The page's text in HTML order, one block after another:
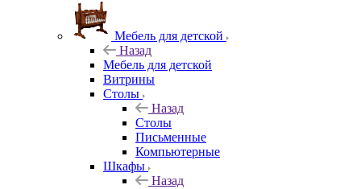
Мебель для детской
Назад
Мебель для детской
Витрины
Столы
Назад
Столы
Письменные
Компьютерные
Шкафы
Назад